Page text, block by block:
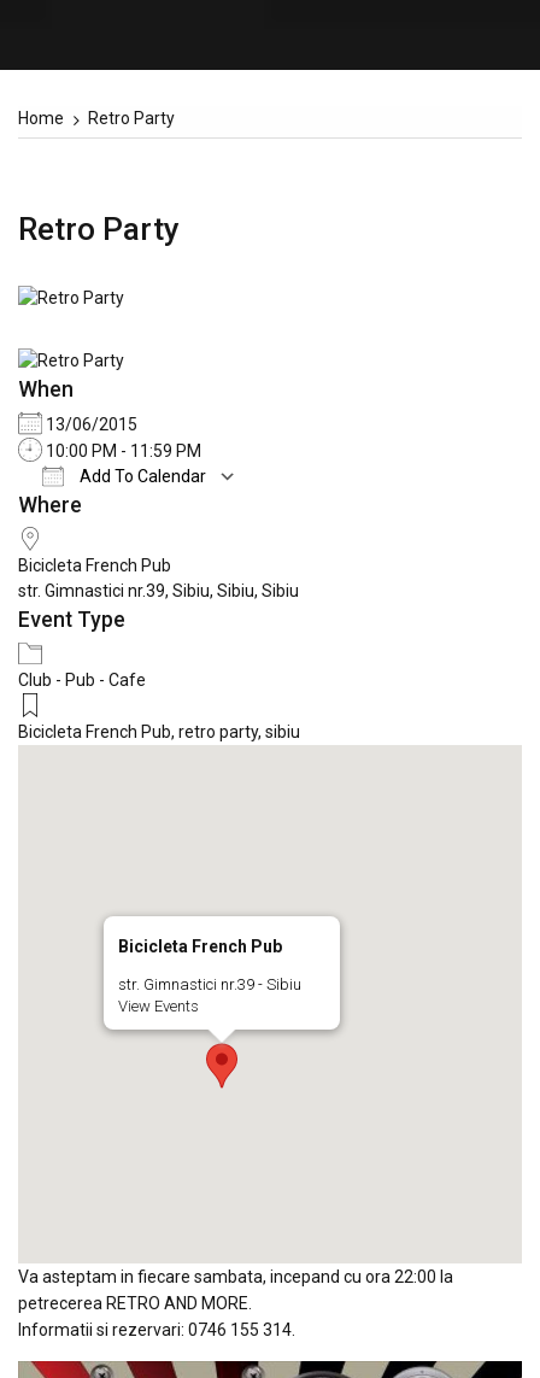
Home Retro Party
Retro Party
When
13/06/2015
10:00 PM - 11:59 PM
Add To Calendar
Download ICS
Where
Bicicleta French Pub
str. Gimnastici nr.39, Sibiu, Sibiu, Sibiu
Event Type
Club - Pub - Cafe
Bicicleta French Pub, retro party, sibiu
Bicicleta French Pub
str. Gimnastici nr.39 - Sibiu
View Events
Va asteptam in fiecare sambata, incepand cu ora 22:00 la
petrecerea RETRO AND MORE.
Informatii si rezervari: 0746 155 314.